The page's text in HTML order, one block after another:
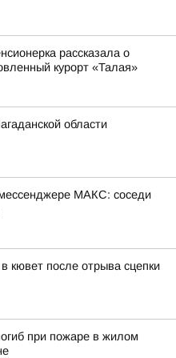
рассказала о
курорт «Талая»
области
MAКС: соседи
кювет после отрыва сцепки
при пожаре в жилом